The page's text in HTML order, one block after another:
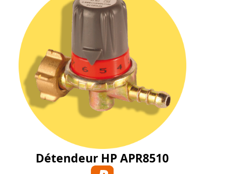
Détendeur HP APR8510